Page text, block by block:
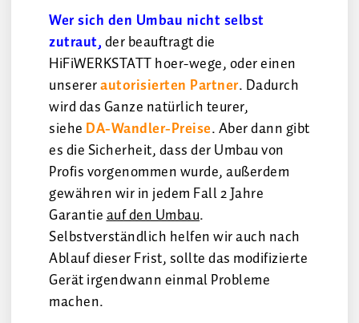
Wer sich den Umbau nicht selbst
zutraut,der beauftragt die
HiFiWERKSTATT hoer-wege, oder einen
unsererautorisierten Partner. Dadurch
wird das Ganze natürlich teurer,
siehe DA-Wandler-Preise. Aber dann gibt
es die Sicherheit, dass der Umbau von
Profis vorgenommen wurde, außerdem
gewähren wir in jedem Fall 2 Jahre
Garantieauf den Umbau.
Selbstverständlich helfen wir auch nach
Ablauf dieser Frist, sollte das modifizierte
Gerät irgendwann einmal Probleme
machen.